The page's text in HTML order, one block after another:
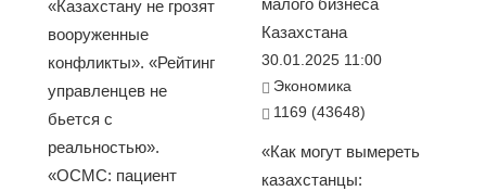
«Казахстану не грозят
вооруженные
конфликты». «Рейтинг
управленцев не
бьется с
реальностью».
«ОСМС: пациент
малого бизнеса
Казахстана
30.01.2025 11:00
Экономика
1169 (43648)
«Как могут вымереть
казахстанцы: